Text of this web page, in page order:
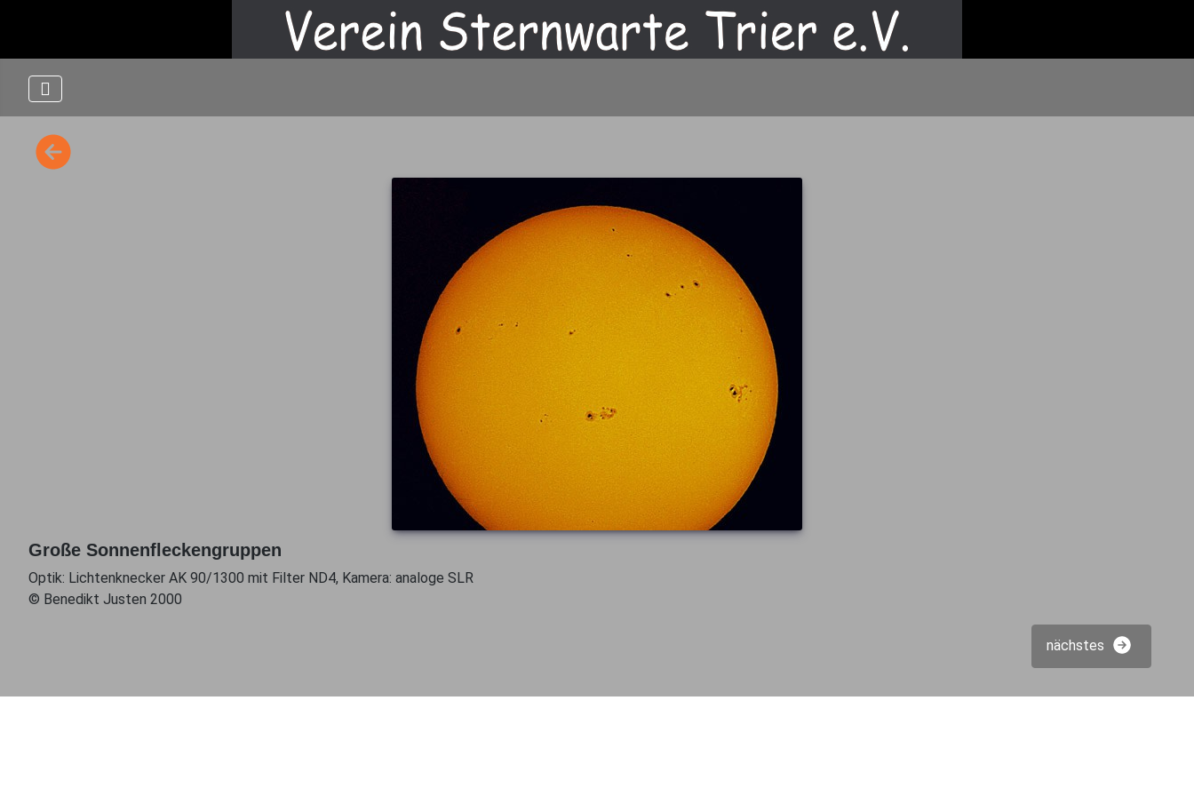
Große Sonnenfleckengruppen
Optik: Lichtenknecker AK 90/1300 mit Filter ND4, Kamera: analoge SLR
© Benedikt Justen 2000
nächstes